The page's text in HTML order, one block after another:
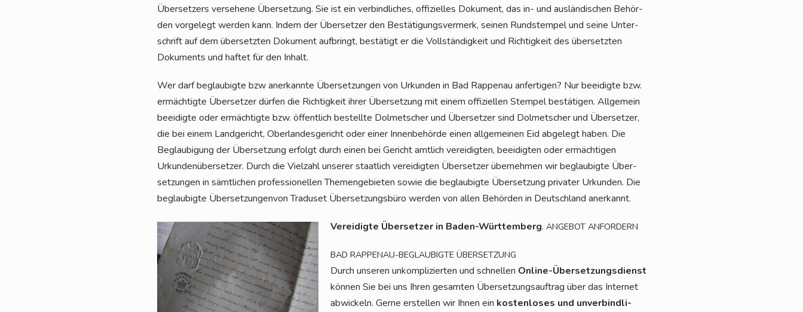
Über­set­zers ver­se­he­ne Über­set­zung. Sie ist ein ver­bind­li­ches, offi­zi­el­les Doku­ment, das in- und aus­län­di­schen Behör­
den vor­ge­legt wer­den kann. Indem der Über­set­zer den Bestä­ti­gungs­ver­merk, sei­nen Rund­s­tem­pel und sei­ne Unter­
schrift auf dem über­setz­ten Doku­ment auf­bringt, bestä­tigt er die Voll­stän­dig­keit und Rich­tig­keit des über­setz­ten
Doku­ments und haf­tet für den Inhalt.
Wer darf beglau­big­te bzw aner­kann­te Über­set­zun­gen von Urkun­den in Bad Rap­pen­au anfer­ti­gen? Nur beei­dig­te bzw.
ermäch­tig­te Über­set­zer dür­fen die Rich­tig­keit ihrer Über­set­zung mit einem offi­zi­el­len Stem­pel bestä­ti­gen. All­ge­mein
beei­dig­te oder ermäch­tig­te bzw. öffent­lich bestell­te Dol­met­scher und Über­set­zer sind Dol­met­scher und Über­set­zer,
die bei einem Land­ge­richt, Ober­lan­des­ge­richt oder einer Innen­be­hör­de einen all­ge­mei­nen Eid abge­legt haben. Die
Beglau­bi­gung der Über­set­zung erfolgt durch einen bei Gericht amt­lich ver­ei­dig­ten, beei­dig­ten oder ermäch­ti­gen
Urkun­den­über­set­zer. Durch die Viel­zahl unse­rer staat­lich ver­ei­dig­ten Über­set­zer über­neh­men wir beglau­big­te Über­
set­zun­gen in sämt­li­chen pro­fes­sio­nel­len The­men­ge­bie­ten sowie die beglau­big­te Über­set­zung pri­va­ter Urkun­den. Die
beglau­big­te Über­set­zun­gen­von Tra­du­set Über­set­zungs­bü­ro wer­den von allen Behör­den in Deutsch­land anerkannt.
Ver­ei­dig­te Über­set­zer in Baden-Würt­tem­berg. ANGEBOT ANFORDERN
BAD RAPPENAU-BEGLAUBIGTE ÜBERSETZUNG
Durch unse­ren unkom­pli­zier­ten und schnel­len Online-Über­set­zungs­dienst
kön­nen Sie bei uns Ihren gesam­ten Über­set­zungs­auf­trag über das Inter­net
abwi­ckeln. Ger­ne erstel­len wir Ihnen ein kos­ten­lo­ses und unver­bind­li­